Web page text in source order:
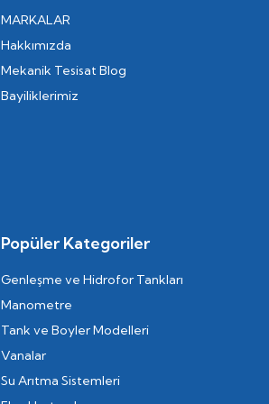
MARKALAR
Hakkımızda
Mekanik Tesisat Blog
Bayiliklerimiz
Popüler Kategoriler
Genleşme ve Hidrofor Tankları
Manometre
Tank ve Boyler Modelleri
Vanalar
Su Arıtma Sistemleri